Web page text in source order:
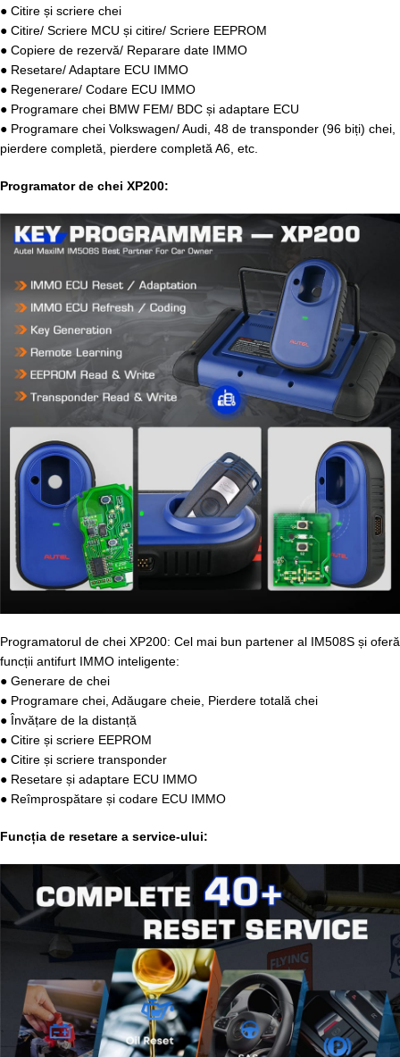
● Citire și scriere chei
● Citire/ Scriere MCU și citire/ Scriere EEPROM
● Copiere de rezervă/ Reparare date IMMO
● Resetare/ Adaptare ECU IMMO
● Regenerare/ Codare ECU IMMO
● Programare chei BMW FEM/ BDC și adaptare ECU
● Programare chei Volkswagen/ Audi, 48 de transponder (96 biți) chei,
pierdere completă, pierdere completă A6, etc.
Programator de chei XP200:
Programatorul de chei XP200: Cel mai bun partener al IM508S și oferă
funcții antifurt IMMO inteligente:
● Generare de chei
● Programare chei, Adăugare cheie, Pierdere totală chei
● Învățare de la distanță
● Citire și scriere EEPROM
● Citire și scriere transponder
● Resetare și adaptare ECU IMMO
● Reîmprospătare și codare ECU IMMO
Funcția de resetare a service-ului: